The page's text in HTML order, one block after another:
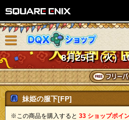
8月25日（火）
ニューを閉じる
妹姫の服下[FP]
※この商品を購入すると 33 ショップポイ